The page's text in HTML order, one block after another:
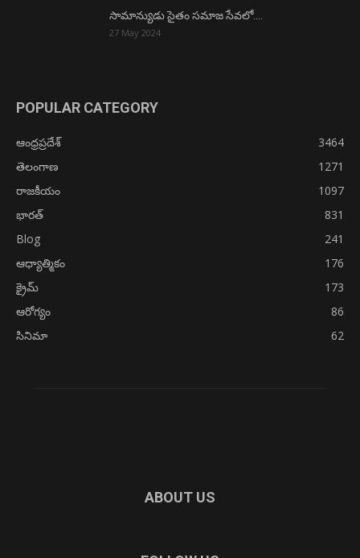
సామాన్యుడు సైతం సమాజ సేవలో….
27 May 2024
POPULAR CATEGORY
ఆంధ్రప్రదేశ్
3464
తెలంగాణ
1271
రాజకీయం
1097
భారత్
831
Blog
241
ఆధ్యాత్మికం
176
క్రైమ్
173
ఆరోగ్యం
86
సినిమా
62
ABOUT US